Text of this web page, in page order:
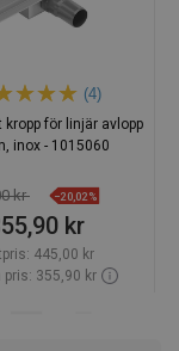
(4)
kropp för linjär avlopp
inox - 1015060
kr −20,02%
kr
445,00 kr
pris: 355,90 kr